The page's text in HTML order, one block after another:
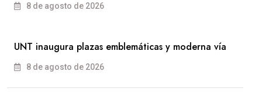
8 de agosto de 2026
UNT inaugura plazas emblemáticas y moderna vía
8 de agosto de 2026